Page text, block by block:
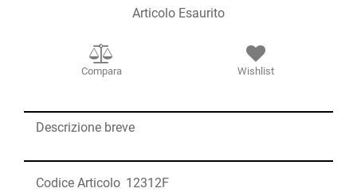
Articolo Esaurito
Compara Wishlist
Descrizione breve
Codice Articolo 12312F